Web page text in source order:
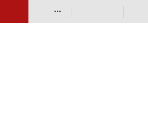
•••